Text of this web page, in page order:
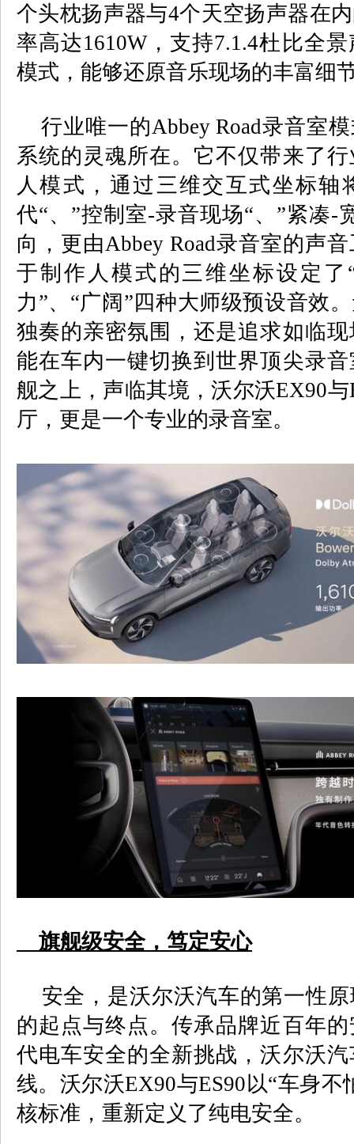
个头枕扬声器与4个天空扬声器在
率高达1610W，支持7.1.4杜比全景
模式，能够还原音乐现场的丰富细
行业唯一的Abbey Road录音室
系统的灵魂所在。它不仅带来了
人模式，通过三维交互式坐标轴
代“、 ”控制室-录音现场“、 ”紧凑-
向，更由Abbey Road录音室的声
于制作人模式的三维坐标设定了
力 ”、 “广阔 ” 四种大师级预设音效
独奏的亲密氛围，还是追求如临
能在车内一键切换到世界顶尖录
舰之上，声临其境，沃尔沃EX90与
厅，更是一个专业的录音室。
旗舰级安全，笃定安心
安全，是沃尔沃汽车的第一性原
的起点与终点。传承品牌近百年
代电车安全的全新挑战，沃尔沃
线。沃尔沃EX90与ES90 以“车身不
核标准，重新定义了纯电安全。